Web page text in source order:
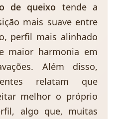
de queixo tende a
mais suave entre
perfil mais alinhado
maior harmonia em
Além disso,
relatam que
melhor o próprio
algo que, muitas